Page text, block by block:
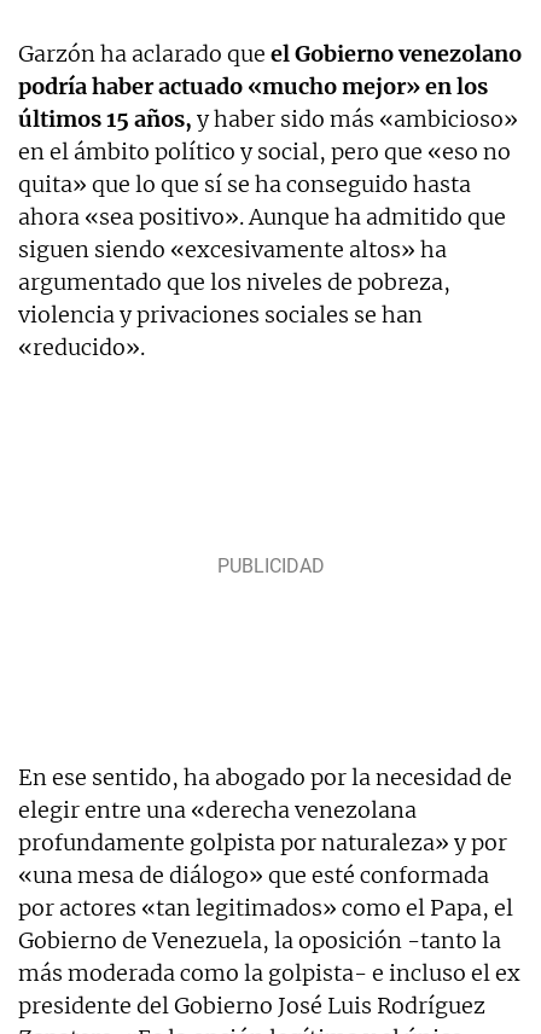
Garzón ha aclarado que el Gobierno venezolano
podría haber actuado «mucho mejor» en los
últimos 15 años, y haber sido más «ambicioso»
en el ámbito político y social, pero que «eso no
quita» que lo que sí se ha conseguido hasta
ahora «sea positivo». Aunque ha admitido que
siguen siendo «excesivamente altos» ha
argumentado que los niveles de pobreza,
violencia y privaciones sociales se han
«reducido».
En ese sentido, ha abogado por la necesidad de
elegir entre una «derecha venezolana
profundamente golpista por naturaleza» y por
«una mesa de diálogo» que esté conformada
por actores «tan legitimados» como el Papa, el
Gobierno de Venezuela, la oposición -tanto la
más moderada como la golpista- e incluso el ex
presidente del Gobierno José Luis Rodríguez